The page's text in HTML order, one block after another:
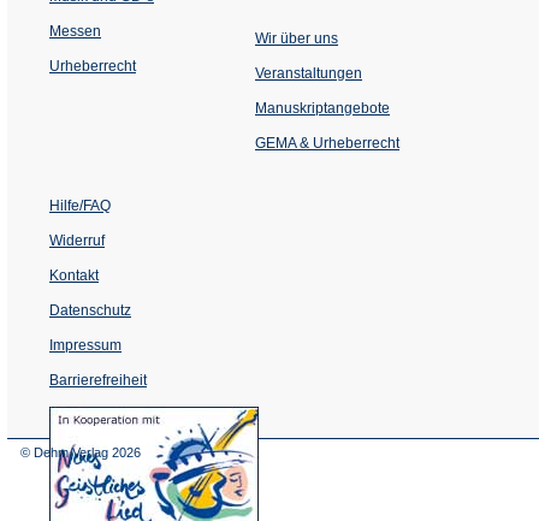
Messen
Urheberrecht
Wir über uns
Veranstaltungen
einem
Tab)
Manuskriptangebote
GEMA & Urheberrecht
Hilfe/FAQ
Widerruf
Kontakt
Datenschutz
Impressum
Barrierefreiheit
(Öffnet
in
© Dehm Verlag 2026